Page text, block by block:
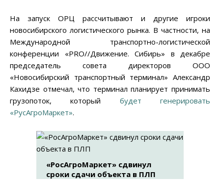
На запуск ОРЦ рассчитывают и другие игроки
новосибирского логистического рынка. В частности, на
Международной транспортно-логистической
конференции «PRO//Движение. Сибирь» в декабре
председатель совета директоров ООО
«Новосибирский транспортный терминал» Александр
Кахидзе отмечал, что терминал планирует принимать
грузопоток, который будет генерировать
«РусАгроМаркет».
«РосАгроМаркет» сдвинул
сроки сдачи объекта в ПЛП